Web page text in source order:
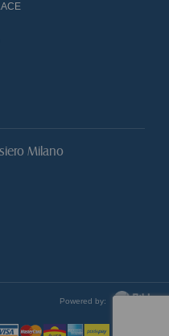
Milano
Powered by: